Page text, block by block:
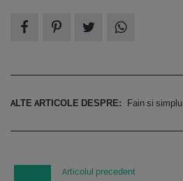
ALTE ARTICOLE DESPRE: Fain si simplu
Articolul precedent